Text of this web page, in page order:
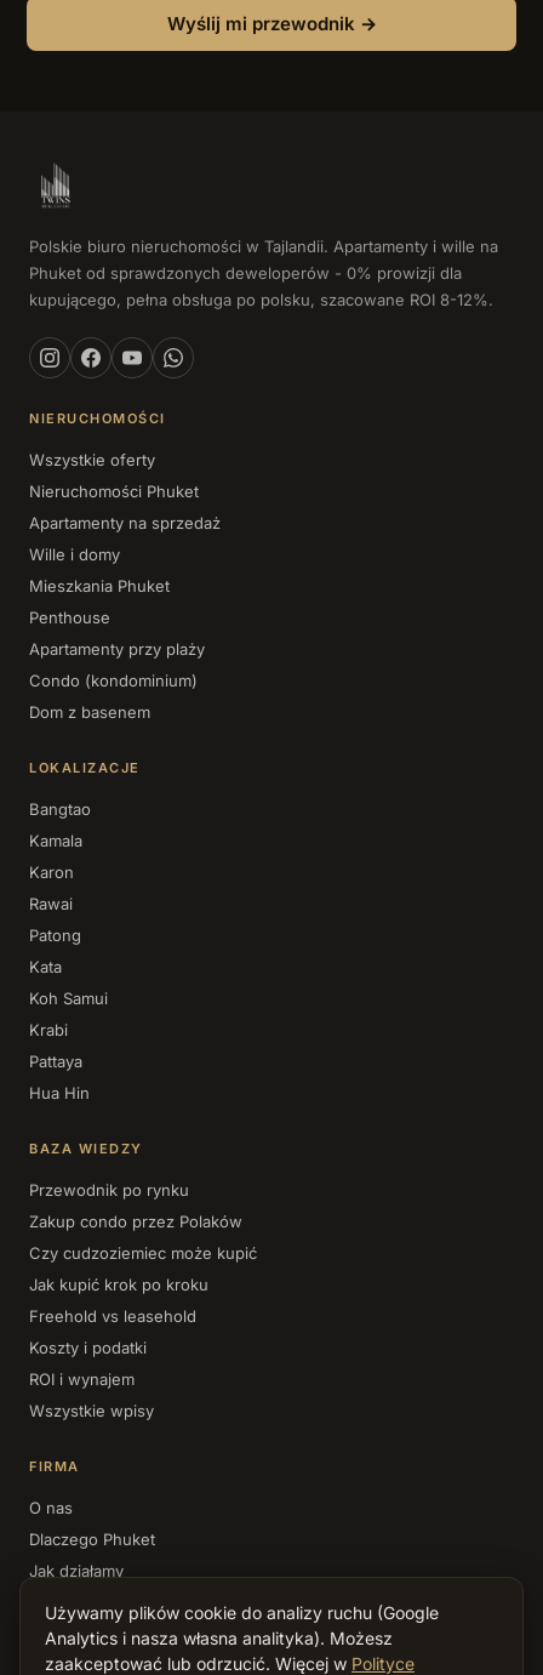
Wyślij mi przewodnik →
Polskie biuro nieruchomości w Tajlandii. Apartamenty i wille na
Phuket od sprawdzonych deweloperów - 0% prowizji dla
kupującego, pełna obsługa po polsku, szacowane ROI 8-12%.
NIERUCHOMOŚCI
Wszystkie oferty
Nieruchomości Phuket
Apartamenty na sprzedaż
Wille i domy
Mieszkania Phuket
Penthouse
Apartamenty przy plaży
Condo (kondominium)
Dom z basenem
LOKALIZACJE
Bangtao
Kamala
Karon
Rawai
Patong
Kata
Koh Samui
Krabi
Pattaya
Hua Hin
BAZA WIEDZY
Przewodnik po rynku
Zakup condo przez Polaków
Czy cudzoziemiec może kupić
Jak kupić krok po kroku
Freehold vs leasehold
Koszty i podatki
ROI i wynajem
Wszystkie wpisy
FIRMA
O nas
Dlaczego Phuket
Jak działamy
Kontakt
Polityka prywatności
Używamy plików cookie do analizy ruchu (Google
Analytics i nasza własna analityka). Możesz
zaakceptować lub odrzucić. Więcej w Polityce